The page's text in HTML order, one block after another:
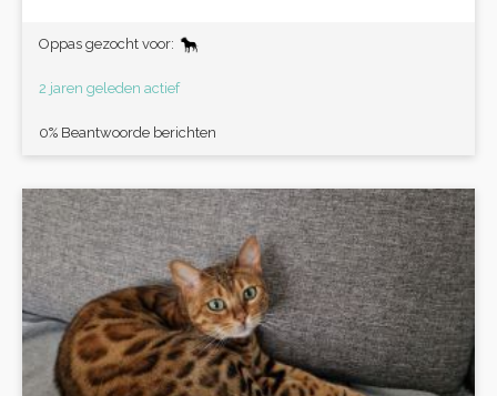
Oppas gezocht voor:
2 jaren geleden actief
0% Beantwoorde berichten